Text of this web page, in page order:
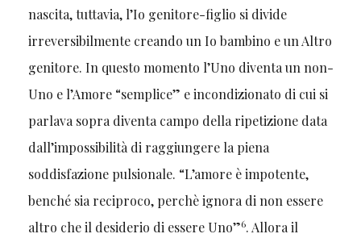
nascita, tuttavia, l’Io genitore-figlio si divide
irreversibilmente creando un Io bambino e un Altro
genitore. In questo momento l’Uno diventa un non-
Uno e l’Amore “semplice” e incondizionato di cui si
parlava sopra diventa campo della ripetizione data
dall’impossibilità di raggiungere la piena
soddisfazione pulsionale. “L’amore è impotente,
benché sia reciproco, perchè ignora di non essere
altro che il desiderio di essere Uno”6. Allora il